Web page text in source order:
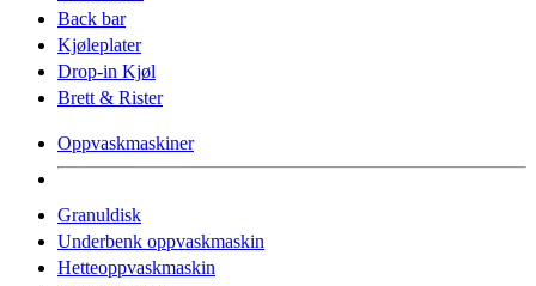
Back bar
Kjøleplater
Drop-in Kjøl
Brett & Rister
Oppvaskmaskiner
Granuldisk
Underbenk oppvaskmaskin
Hetteoppvaskmaskin